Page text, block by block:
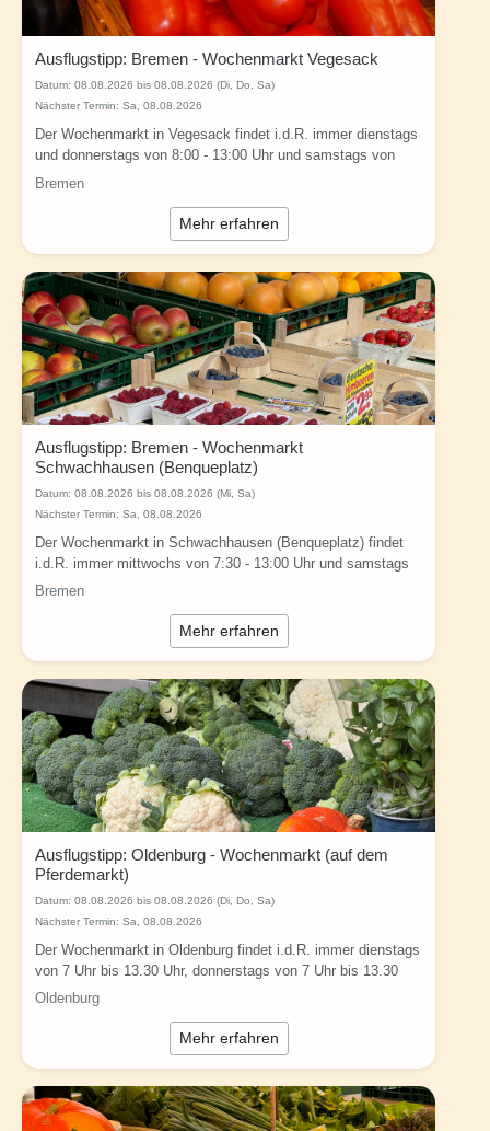
Ausflugstipp: Bremen - Wochenmarkt Vegesack
Datum: 08.08.2026 bis 08.08.2026 (Di, Do, Sa)
Nächster Termin: Sa, 08.08.2026
Der Wochenmarkt in Vegesack findet i.d.R. immer dienstags
und donnerstags von 8:00 - 13:00 Uhr und samstags von
8:00 - 13:30 Uhr in Bremen (Am...
Bremen
Mehr erfahren
Ausflugstipp: Bremen - Wochenmarkt
Schwachhausen (Benqueplatz)
Datum: 08.08.2026 bis 08.08.2026 (Mi, Sa)
Nächster Termin: Sa, 08.08.2026
Der Wochenmarkt in Schwachhausen (Benqueplatz) findet
i.d.R. immer mittwochs von 7:30 - 13:00 Uhr und samstags
von 7:30 - 13:30 Uhr Uhr in Bremen...
Bremen
Mehr erfahren
Ausflugstipp: Oldenburg - Wochenmarkt (auf dem
Pferdemarkt)
Datum: 08.08.2026 bis 08.08.2026 (Di, Do, Sa)
Nächster Termin: Sa, 08.08.2026
Der Wochenmarkt in Oldenburg findet i.d.R. immer dienstags
von 7 Uhr bis 13.30 Uhr, donnerstags von 7 Uhr bis 13.30
Uhr und samstags von 7 Uhr bis...
Oldenburg
Mehr erfahren